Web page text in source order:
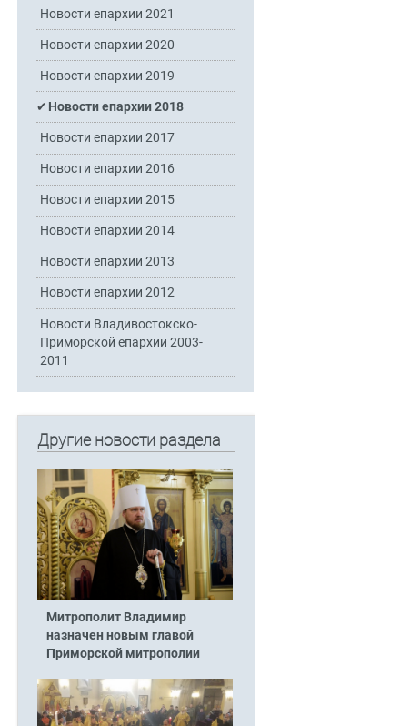
Новости епархии 2021
Новости епархии 2020
Новости епархии 2019
Новости епархии 2018
Новости епархии 2017
Новости епархии 2016
Новости епархии 2015
Новости епархии 2014
Новости епархии 2013
Новости епархии 2012
Новости Владивостокско-
Приморской епархии 2003-
2011
Другие новости раздела
Митрополит Владимир
назначен новым главой
Приморской митрополии